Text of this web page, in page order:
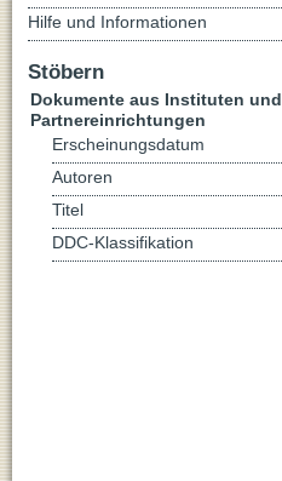
Hilfe und Informationen
Stöbern
Dokumente aus Instituten und
Partnereinrichtungen
Erscheinungsdatum
Autoren
Titel
DDC-Klassifikation